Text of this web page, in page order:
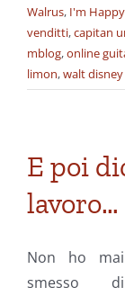
Walrus, I'm
venditti,capitan
mblog,online
limon,walt disney
E poi
lavoro…
Non ho mai
smesso di